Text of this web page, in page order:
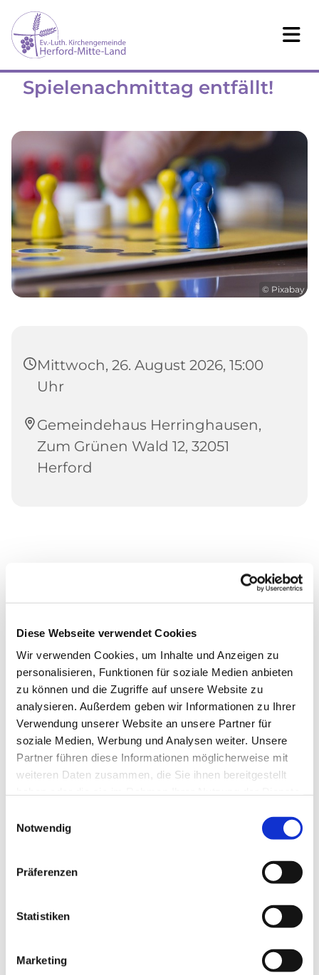
Diese Webseite verwendet Cookies
Wir verwenden Cookies, um Inhalte und Anzeigen zu
personalisieren, Funktionen für soziale Medien anbieten
zu können und die Zugriffe auf unsere Website zu
analysieren. Außerdem geben wir Informationen zu Ihrer
Verwendung unserer Website an unsere Partner für
soziale Medien, Werbung und Analysen weiter. Unsere
Partner führen diese Informationen möglicherweise mit
weiteren Daten zusammen, die Sie ihnen bereitgestellt
Notwendig
Präferenzen
Statistiken
Marketing
Spielenachmittag entfällt!
© Pixabay
Mittwoch, 26. August 2026, 15:00
Uhr
Gemeindehaus Herringhausen,
Zum Grünen Wald 12, 32051
Herford
Dies könnte Sie auch